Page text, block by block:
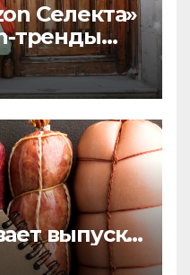
Селекта»
тренды
выпуск